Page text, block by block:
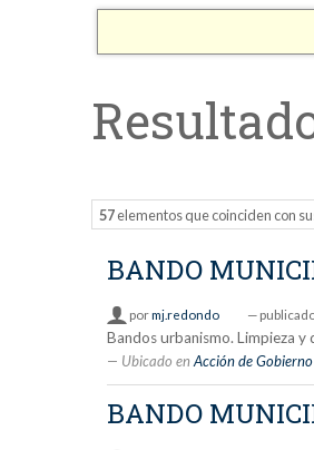
57elementos que coinciden con
BANDO
pormj.redondo —
Bandos urbanismo. Limpieza y
Ubicado en Acción de Gobierno
BANDO